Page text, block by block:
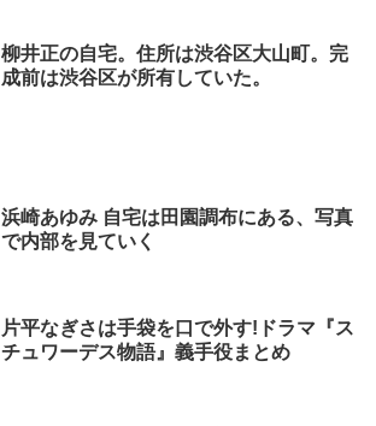
柳井正の自宅。住所は渋谷区大山町。完
成前は渋谷区が所有していた。
浜崎あゆみ 自宅は田園調布にある、写真
で内部を見ていく
片平なぎさは手袋を口で外す!ドラマ『ス
チュワーデス物語』義手役まとめ